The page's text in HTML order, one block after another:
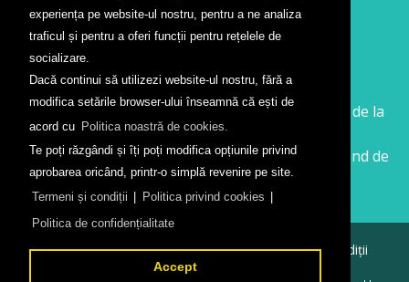
experiența pe website-ul nostru, pentru a ne analiza
traficul și pentru a oferi funcții pentru rețelele de
socializare.
Dacă continui să utilizezi website-ul nostru, fără a
modifica setările browser-ului înseamnă că ești de
acord cu Politica noastră de cookies.
Te poți răzgândi și îți poți modifica opțiunile privind
aprobarea oricând, printr-o simplă revenire pe site.
Termeni și condiții | Politica privind cookies |
Politica de confidențialitate
Accept
Presă
Companii aeriene
Wizz Air
Călătorește la Sibiu cu Wizz Air. Zboruri începând de la
26 GBP
Călătorește de la Sibiu cu Wizz Air. Zboruri începând de
la 138 RON
© 2026Aeroportul Internațional Sibiu
Termeni și condiții
Politica de confidențialitate